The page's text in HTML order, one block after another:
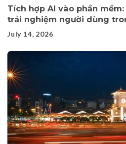
Tích hợp AI vào phần
trải nghiệm người dùng
July 14, 2026